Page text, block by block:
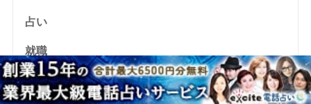
占い
就職
格安sim